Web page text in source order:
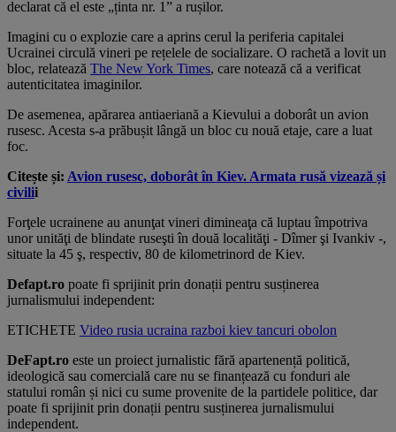
declarat că el este „ținta nr. 1” a rușilor.
Imagini cu o explozie care a aprins cerul la periferia capitalei
Ucrainei circulă vineri pe rețelele de socializare. O rachetă a lovit un
bloc, relatează The New York Times, care notează că a verificat
autenticitatea imaginilor.
De asemenea, apărarea antiaeriană a Kievului a doborât un avion
rusesc. Acesta s-a prăbușit lângă un bloc cu nouă etaje, care a luat
foc.
Citește și: Avion rusesc, doborât în Kiev. Armata rusă vizează și
civilii
Forţele ucrainene au anunţat vineri dimineaţa că luptau împotriva
unor unităţi de blindate ruseşti în două localităţi - Dîmer şi Ivankiv -,
situate la 45 ş, respectiv, 80 de kilometrinord de Kiev.
Defapt.ro poate fi sprijinit prin donații pentru susținerea
jurnalismului independent:
ETICHETE Video rusia ucraina razboi kiev tancuri obolon
DeFapt.ro este un proiect jurnalistic fără apartenență politică,
ideologică sau comercială care nu se finanțează cu fonduri ale
statului român și nici cu sume provenite de la partidele politice, dar
poate fi sprijinit prin donații pentru susținerea jurnalismului
independent.